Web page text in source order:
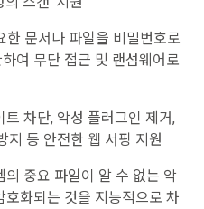
한 문서나 파일을 비밀번호로
여 무단 접근 및 랜섬웨어로
트 차단, 악성 플러그인 제거,
지 등 안전한 웹 서핑 지원
의 중요 파일이 알 수 없는 악
화되는 것을 지능적으로 차